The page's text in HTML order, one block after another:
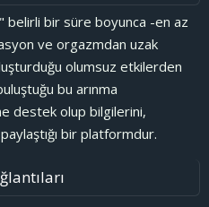
belirli bir süre boyunca -en az
ve orgazmdan uzak
olumsuz etkilerden
bu arınma
destek olup bilgilerini,
bir platformdur.